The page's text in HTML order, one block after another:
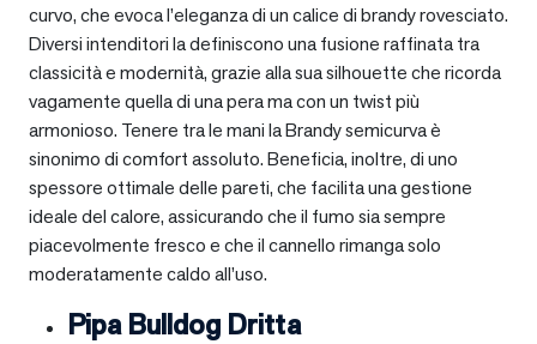
curvo, che evoca l’eleganza di un calice di brandy rovesciato.
Diversi intenditori la definiscono una fusione raffinata tra
classicità e modernità, grazie alla sua silhouette che ricorda
vagamente quella di una pera ma con un twist più
armonioso. Tenere tra le mani la Brandy semicurva è
sinonimo di comfort assoluto. Beneficia, inoltre, di uno
spessore ottimale delle pareti, che facilita una gestione
ideale del calore, assicurando che il fumo sia sempre
piacevolmente fresco e che il cannello rimanga solo
moderatamente caldo all’uso.
Pipa Bulldog Dritta